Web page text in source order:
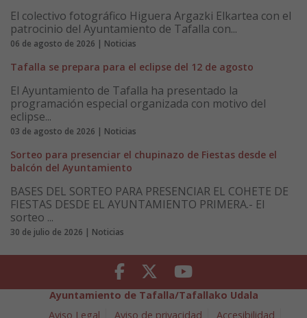
El colectivo fotográfico Higuera Argazki Elkartea con el
patrocinio del Ayuntamiento de Tafalla con...
06 de agosto de 2026 | Noticias
Tafalla se prepara para el eclipse del 12 de agosto
El Ayuntamiento de Tafalla ha presentado la
programación especial organizada con motivo del
eclipse...
03 de agosto de 2026 | Noticias
Sorteo para presenciar el chupinazo de Fiestas desde el
balcón del Ayuntamiento
BASES DEL SORTEO PARA PRESENCIAR EL COHETE DE
FIESTAS DESDE EL AYUNTAMIENTO PRIMERA.- El
sorteo ...
30 de julio de 2026 | Noticias
Facebook Twitter Youtube
Ayuntamiento de Tafalla/Tafallako Udala
Aviso Legal
Aviso de privacidad Accesibilidad